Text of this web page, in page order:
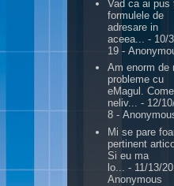
Vad ca ai pus
formulele de
adresare in
aceea...
- 10/
19 -
Am enorm de
probleme cu
eMagul.
neliv... - 12/
8 -
Mi se pare
pertinent
Si eu ma
lo...
- 11/13/
Anonymous